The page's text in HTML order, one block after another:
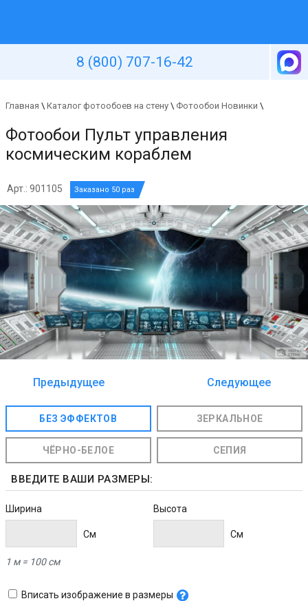
8 (800) 707-16-42
Главная \ Каталог фотообоев на стену \ Фотообои Новинки \
Фотообои Пульт управления
космическим кораблем
Арт.: 901105 Заказано 50 раз
Предыдущее
Следующее
БЕЗ ЭФФЕКТОВ ЗЕРКАЛЬНОЕ
ЧЁРНО-БЕЛОЕ СЕПИЯ
ВВЕДИТЕ ВАШИ РАЗМЕРЫ:
Ширина
Cм
Высота
Cм
1 м = 100 см
Вписать изображение в размеры